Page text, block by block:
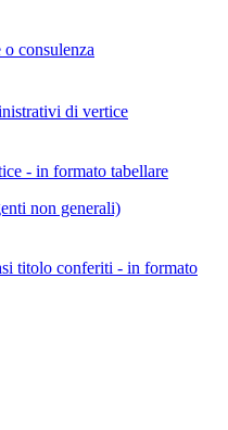
consulenza
di vertice
- in formato tabellare
non generali)
titolo conferiti - in formato